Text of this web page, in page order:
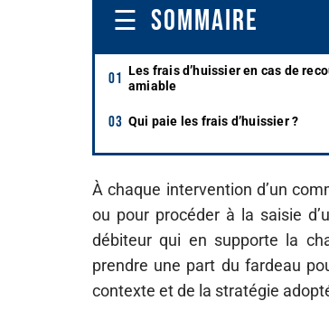
SOMMAIRE
Les frais d’huissier en cas de
amiable
Qui paie les frais d’huissier ?
À chaque intervention d’un
ou pour procéder à la saisie
débiteur qui en supporte la
prendre une part du fardeau
contexte et de la stratégie